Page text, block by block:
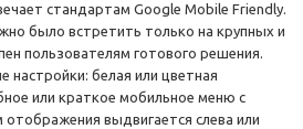
стандартам Google Mobile Friendly.
было встретить только на крупных и
пользователям готового решения.
настройки: белая или цветная
или краткое мобильное меню с
выдвигается слева или